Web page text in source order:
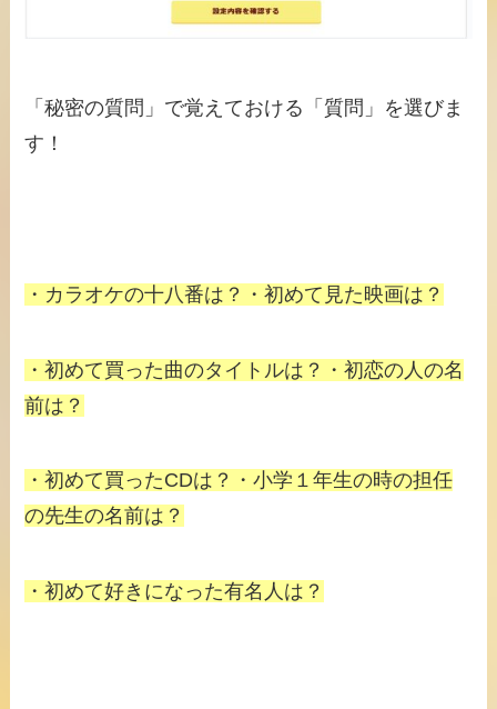
「秘密の質問」で覚えておける「質問」を選びま
す！
・カラオケの十八番は？・初めて見た映画は？
・初めて買った曲のタイトルは？・初恋の人の名
前は？
・初めて買ったCDは？・小学１年生の時の担任
の先生の名前は？
・初めて好きになった有名人は？